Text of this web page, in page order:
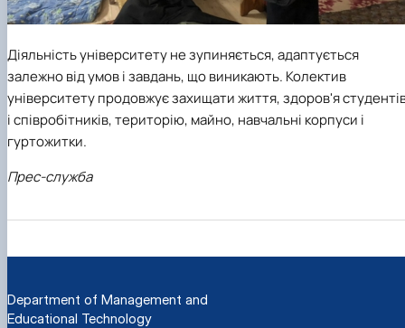
Діяльність університету не зупиняється, адаптується
залежно від умов і завдань, що виникають. Колектив
університету продовжує захищати життя, здоров'я
і співробітників, територію, майно, навчальні корпуси і
гуртожитки.
Прес-служба
Department of Management and
Educational Technology